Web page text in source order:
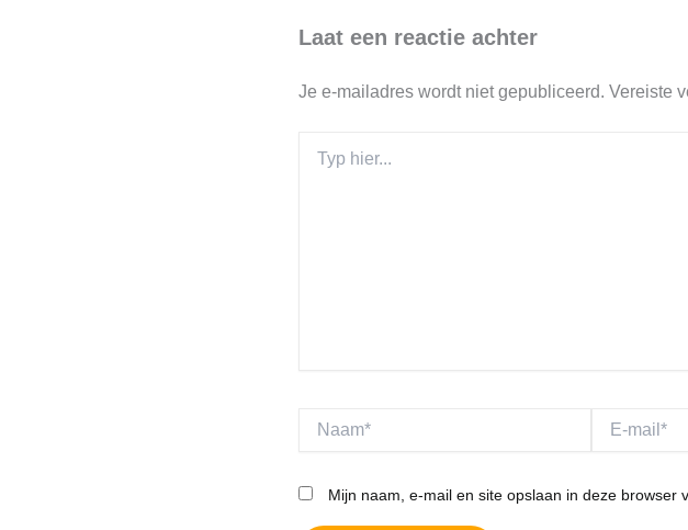
Laat een reactie achter
Je e-mailadres wordt niet gepubliceerd. Vereiste
hier...
mail*
Mijn naam, e-mail en site opslaan in deze browser